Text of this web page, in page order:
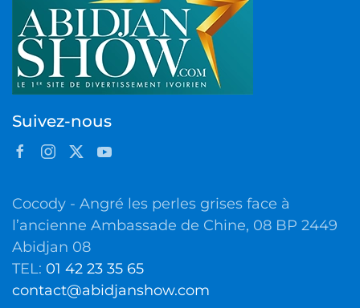
Suivez-nous
Cocody - Angré les perles grises face à
l’ancienne Ambassade de Chine, 08 BP 2449
Abidjan 08
TEL: 01 42 23 35 65
contact@abidjanshow.com